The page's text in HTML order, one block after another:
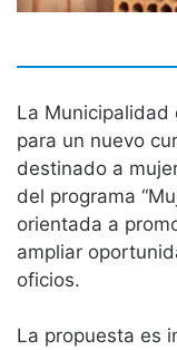
La Municipalidad
para un nuevo
destinado a
del programa
orientada a
ampliar
oficios.
La propuesta es